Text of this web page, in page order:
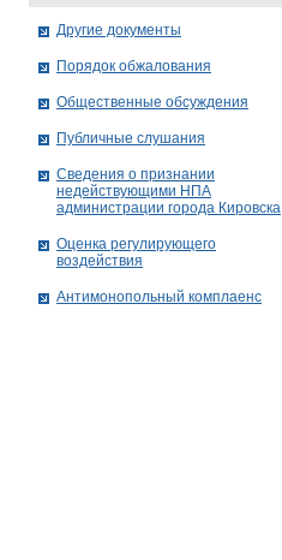
Другие документы
Порядок обжалования
Общественные обсуждения
Публичные слушания
Сведения о признании
недействующими НПА
администрации города Кировскa
Оценка регулирующего
воздействия
Антимонопольный комплаенс